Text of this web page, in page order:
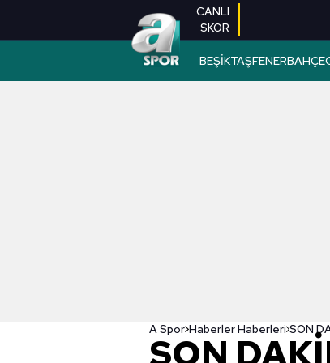
CANLI
SKOR
BEŞİKTAŞFENERBAHÇE
A Spor Haberler Haberleri
SON